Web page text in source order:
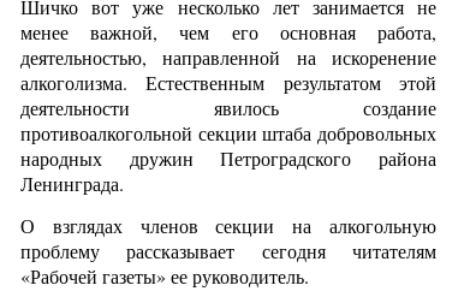
Шичко вот уже несколько лет занимается не
менее важной, чем его основная работа,
деятельностью, направленной на искоренение
алкоголизма. Естественным результатом этой
деятельности явилось создание
противоалкогольной секции штаба добровольных
народных дружин Петроградского района
Ленинграда.
О взглядах членов секции на алкогольную
проблему рассказывает сегодня читателям
«Рабочей газеты» ее руководитель.